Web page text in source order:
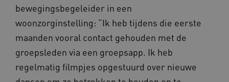
bewegingsbegeleider in een
woonzorginstelling: “Ik heb tijdens die eerste
maanden vooral contact gehouden met de
groepsleden via een groepsapp. Ik heb
regelmatig filmpjes opgestuurd over nieuwe